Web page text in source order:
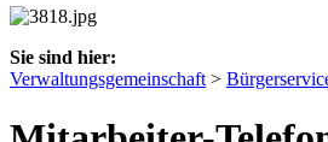
Sie sind hier:
Verwaltungsgemeinschaft >